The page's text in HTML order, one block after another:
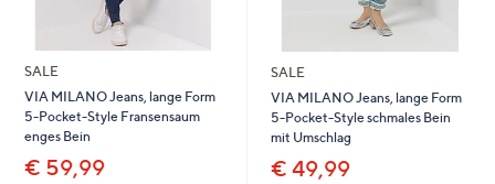
SALE
VIA MILANO Jeans, lange Form
5-Pocket-Style Fransensaum
enges Bein
€ 59,99
SALE
VIA MILANO Jeans, lange Form
5-Pocket-Style schmales Bein
mit Umschlag
€ 49,99